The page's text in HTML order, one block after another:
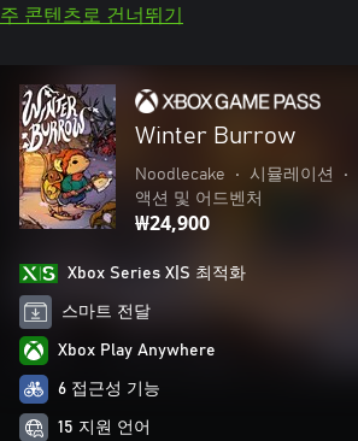
주 콘텐츠로 건너뛰기
Winter Burrow
Noodlecake • 시뮬레이션 •
액션 및 어드벤처
₩24,900
Xbox Series X|S 최적화
스마트 전달
Xbox Play Anywhere
6 접근성 기능
15 지원 언어